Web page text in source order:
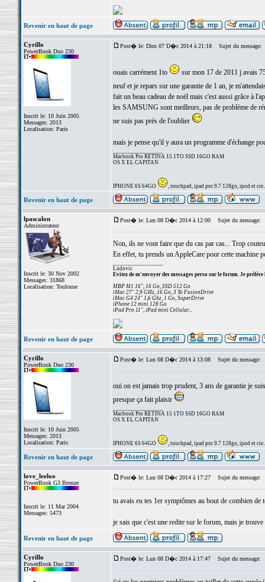
Revenir en haut de page
Cyrillo
PowerBook Duo 230
Inscrit le: 10 Juin 2005
Messages: 2013
Localisation: Paris
Post� le: Dim 07 D�c 2014 à 21:18 Sujet du message:
ouais carrément 1to
sur mon 17 de 2011 j avais
neuf et je repars sur une garantie de 1 an, je
fait un beau cadeau de noël mais c'est aussi grâce à
les SAMSUNG sont meilleurs, pas de problème de
ne suis pas près de l'oublier
mais je pense qu'il y aura un programme d'échange
Macbook Pro RETINA 15 1TO SSD 16GO RAM
OS X EL CAPITAN
IPHONE 6S 64GO , touchpad, ipad pro 9.7 128go, ipod et
Revenir en haut de page
lpascalon
Administrateur
Inscrit le: 30 Nov 2002
Messages: 31868
Localisation: Toulouse
Post� le: Lun 08 D�c 2014 à 12:00 Sujet du message:
Non, ils ne vont faire que du cas par cas... Trop
En effet, tu prends un AppleCare pour cette machine
Ludovic
Evitez de m'envoyer des messages perso sur le forum. Je préfère
MBP M1 16", 16 Go, SSD 512 Go
iMac 27" 2,9 GHz, 16 Go, 3 To FusionDrive
iMac G4 24" 1,6 Ghz, 1 Go, SuperDrive
iPhone 12 mini 128 Go
iPad Pro 11", iPad mini Cellular...
Revenir en haut de page
Cyrillo
PowerBook Duo 230
Inscrit le: 10 Juin 2005
Messages: 2013
Localisation: Paris
Post� le: Lun 08 D�c 2014 à 13:08 Sujet du message:
oui on est jamais trop prudent, 3 ans de garantie je
presque ça fait plaisir
Macbook Pro RETINA 15 1TO SSD 16GO RAM
OS X EL CAPITAN
IPHONE 6S 64GO , touchpad, ipad pro 9.7 128go, ipod et
Revenir en haut de page
love_leeloo
PowerBook G3 Bronze
Inscrit le: 11 Mar 2004
Messages: 5473
Post� le: Lun 08 D�c 2014 à 17:27 Sujet du message:
tu avais eu tes 1er symptômes au bout de combien de
je sais que c'est une redite sur le forum, mais je
Revenir en haut de page
Cyrillo
PowerBook Duo 230
Post� le: Lun 08 D�c 2014 à 17:47 Sujet du message: